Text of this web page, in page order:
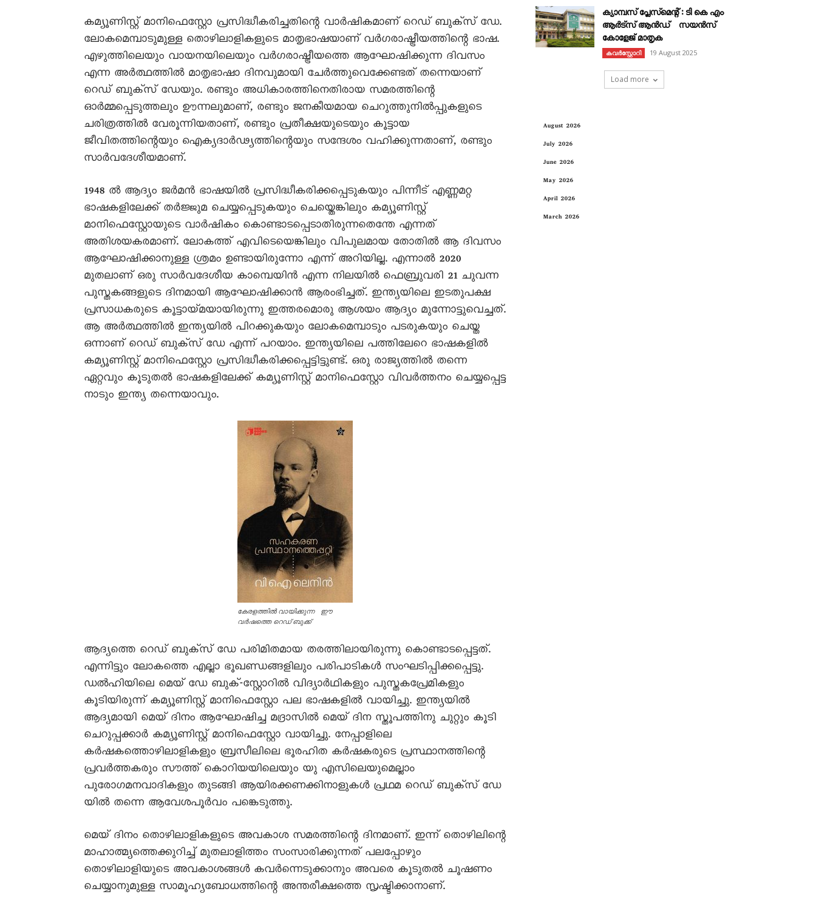
കമ്യൂണിസ്റ്റ് മാനിഫെസ്റ്റോ പ്രസിദ്ധീകരിച്ചതിന്റെ വാർഷികമാണ് റെഡ് ബുക്സ് ഡേ.
ലോകമെമ്പാടുമുള്ള തൊഴിലാളികളുടെ മാതൃഭാഷയാണ് വർഗരാഷ്ട്രീയത്തിന്റെ ഭാഷ.
എഴുത്തിലെയും വായനയിലെയും വർഗരാഷ്ട്രീയത്തെ ആഘോഷിക്കുന്ന ദിവസം
എന്ന അർത്ഥത്തിൽ മാതൃഭാഷാ ദിനവുമായി ചേർത്തുവെക്കേണ്ടത് തന്നെയാണ്
റെഡ് ബുക്സ് ഡേയും. രണ്ടും അധികാരത്തിനെതിരായ സമരത്തിന്റെ
ഓർമ്മപ്പെടുത്തലും ഊന്നലുമാണ്, രണ്ടും ജനകീയമായ ചെറുത്തുനിൽപ്പുകളുടെ
ചരിത്രത്തിൽ വേരൂന്നിയതാണ്, രണ്ടും പ്രതീക്ഷയുടെയും കൂട്ടായ
ജീവിതത്തിന്റെയും ഐക്യദാർഢ്യത്തിന്റെയും സന്ദേശം വഹിക്കുന്നതാണ്, രണ്ടും
സാർവദേശീയമാണ്.
1948 ൽ ആദ്യം ജർമൻ ഭാഷയിൽ പ്രസിദ്ധീകരിക്കപ്പെടുകയും പിന്നീട് എണ്ണമറ്റ
ഭാഷകളിലേക്ക് തർജ്ജുമ ചെയ്യപ്പെടുകയും ചെയ്തെങ്കിലും കമ്യൂണിസ്റ്റ്
മാനിഫെസ്റ്റോയുടെ വാർഷികം കൊണ്ടാടപ്പെടാതിരുന്നതെന്തേ എന്നത്
അതിശയകരമാണ്. ലോകത്ത് എവിടെയെങ്കിലും വിപുലമായ തോതിൽ ആ ദിവസം
ആഘോഷിക്കാനുള്ള ശ്രമം ഉണ്ടായിരുന്നോ എന്ന് അറിയില്ല. എന്നാൽ 2020
മുതലാണ് ഒരു സാർവദേശീയ കാമ്പെയിൻ എന്ന നിലയിൽ ഫെബ്രുവരി 21 ചുവന്ന
പുസ്തകങ്ങളുടെ ദിനമായി ആഘോഷിക്കാൻ ആരംഭിച്ചത്. ഇന്ത്യയിലെ ഇടതുപക്ഷ
പ്രസാധകരുടെ കൂട്ടായ്മയായിരുന്നു ഇത്തരമൊരു ആശയം ആദ്യം മുന്നോട്ടുവെച്ചത്.
ആ അർത്ഥത്തിൽ ഇന്ത്യയിൽ പിറക്കുകയും ലോകമെമ്പാടും പടരുകയും ചെയ്ത
ഒന്നാണ് റെഡ് ബുക്സ് ഡേ എന്ന് പറയാം. ഇന്ത്യയിലെ പത്തിലേറെ ഭാഷകളിൽ
കമ്യൂണിസ്റ്റ് മാനിഫെസ്റ്റോ പ്രസിദ്ധീകരിക്കപ്പെട്ടിട്ടുണ്ട്. ഒരു രാജ്യത്തിൽ തന്നെ
ഏറ്റവും കൂടുതൽ ഭാഷകളിലേക്ക് കമ്യൂണിസ്റ്റ് മാനിഫെസ്റ്റോ വിവർത്തനം ചെയ്യപ്പെട്ട
നാടും ഇന്ത്യ തന്നെയാവും.
കേരളത്തിൽ വായിക്കുന്ന ഈ
വർഷത്തെ റെഡ് ബുക്ക്
ആദ്യത്തെ റെഡ് ബുക്സ് ഡേ പരിമിതമായ തരത്തിലായിരുന്നു കൊണ്ടാടപ്പെട്ടത്.
എന്നിട്ടും ലോകത്തെ എല്ലാ ഭൂഖണ്ഡങ്ങളിലും പരിപാടികൾ സംഘടിപ്പിക്കപ്പെട്ടു.
ഡൽഹിയിലെ മെയ് ഡേ ബുക്-സ്റ്റോറിൽ വിദ്യാർഥികളും പുസ്തകപ്രേമികളും
കൂടിയിരുന്ന് കമ്യൂണിസ്റ്റ് മാനിഫെസ്റ്റോ പല ഭാഷകളിൽ വായിച്ചു. ഇന്ത്യയിൽ
ആദ്യമായി മെയ് ദിനം ആഘോഷിച്ച മദ്രാസിൽ മെയ് ദിന സ്തൂപത്തിനു ചുറ്റും കൂടി
ചെറുപ്പക്കാർ കമ്യൂണിസ്റ്റ് മാനിഫെസ്റ്റോ വായിച്ചു. നേപ്പാളിലെ
കർഷകത്തൊഴിലാളികളും ബ്രസീലിലെ ഭൂരഹിത കർഷകരുടെ പ്രസ്ഥാനത്തിന്റെ
പ്രവർത്തകരും സൗത്ത് കൊറിയയിലെയും യു എസിലെയുമെല്ലാം
പുരോഗമനവാദികളും തുടങ്ങി ആയിരക്കണക്കിനാളുകൾ പ്രഥമ റെഡ് ബുക്സ് ഡേ
യിൽ തന്നെ ആവേശപൂർവം പങ്കെടുത്തു.
മെയ് ദിനം തൊഴിലാളികളുടെ അവകാശ സമരത്തിന്റെ ദിനമാണ്. ഇന്ന് തൊഴിലിന്റെ
മാഹാത്മ്യത്തെക്കുറിച്ച് മുതലാളിത്തം സംസാരിക്കുന്നത് പലപ്പോഴും
തൊഴിലാളിയുടെ അവകാശങ്ങൾ കവർന്നെടുക്കാനും അവരെ കൂടുതൽ ചൂഷണം
ചെയ്യാനുമുള്ള സാമൂഹ്യബോധത്തിന്റെ അന്തരീക്ഷത്തെ സൃഷ്ടിക്കാനാണ്.
ക്യാമ്പസ് പ്ലേസ്മെന്റ് : ടി കെ എം
ആർട്സ് ആൻഡ് സയൻസ്
കോളേജ് മാതൃക
കവര്‍സ്റ്റോറി 19 August 2025
Load more
August 2026
July 2026
June 2026
May 2026
April 2026
March 2026